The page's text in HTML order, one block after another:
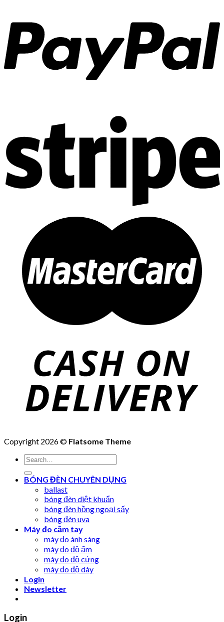
Copyright 2026 © Flatsome Theme
Search
for:
BÓNG ĐÈN CHUYÊN DỤNG
ballast
bóng đèn diệt khuẩn
bóng đèn hồng ngoại sấy
bóng đèn uva
Máy đo cầm tay
máy đo ánh sáng
máy đo độ ẩm
máy đo độ cứng
máy đo độ dày
Login
Newsletter
Login